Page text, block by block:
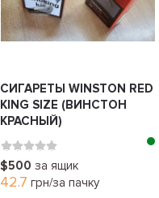
СИГАРЕТЫ WINSTON RED
KING SIZE (ВИНСТОН
КРАСНЫЙ)
$500 за ящик
42.7 грн/за пачку